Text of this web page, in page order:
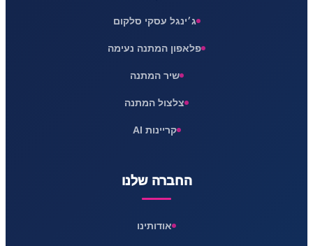
ג׳ינגל עסקי סלקום
פלאפון המתנה נעימה
שיר המתנה
צלצול המתנה
קריינות AI
החברה שלנו
אודותינו